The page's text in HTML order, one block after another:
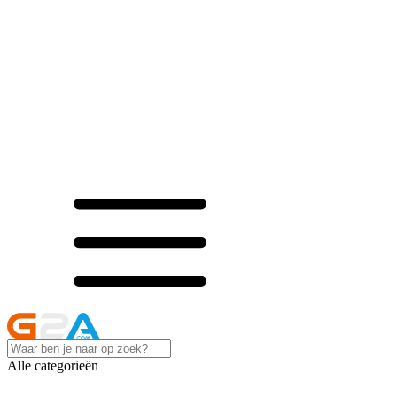
Alle categorieën